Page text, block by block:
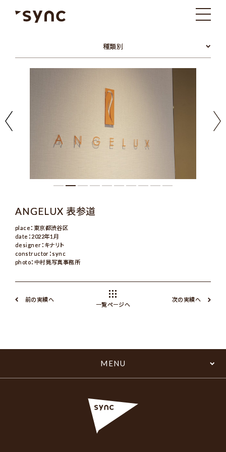
種類別
ANGELUX 表参道
place：東京都渋谷区
date：2022年1月
designer：キナリト
constructor：sync
photo：中村晃写真事務所
前の実績へ
一覧ページへ
次の実績へ
MENU